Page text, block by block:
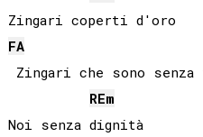
FA
Zingari che sono senza
REm
Noi senza dignità